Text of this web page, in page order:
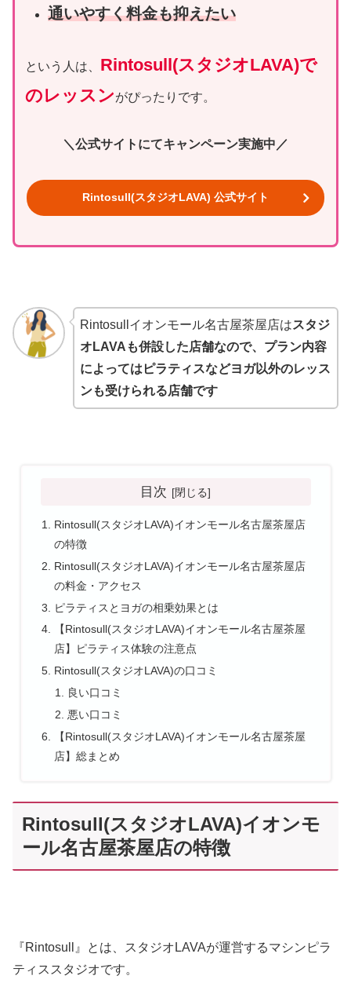
通いやすく料金も抑えたい
という人は、 Rintosull(スタジオLAVA)で
のレッスンがぴったりです。
＼公式サイトにてキャンペーン実施中／
Rintosull(スタジオLAVA) 公式サイト
Rintosullイオンモール名古屋茶屋店はスタジ
オLAVAも併設した店舗なので、プラン内容
によってはピラティスなどヨガ以外のレッス
ンも受けられる店舗です
目次
Rintosull(スタジオLAVA)イオンモール名古屋茶屋店
の特徴
Rintosull(スタジオLAVA)イオンモール名古屋茶屋店
の料金・アクセス
ピラティスとヨガの相乗効果とは
【Rintosull(スタジオLAVA)イオンモール名古屋茶屋
店】ピラティス体験の注意点
Rintosull(スタジオLAVA)の口コミ
良い口コミ
悪い口コミ
【Rintosull(スタジオLAVA)イオンモール名古屋茶屋
店】総まとめ
Rintosull(スタジオLAVA)イオンモ
ール名古屋茶屋店の特徴
『Rintosull』とは、スタジオLAVAが運営するマシンピラ
ティススタジオです。